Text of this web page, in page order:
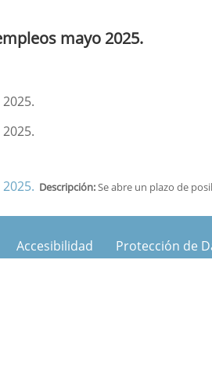
mayo 2025.
Descripción:Se abre un plazo de
Accesibilidad Protección de